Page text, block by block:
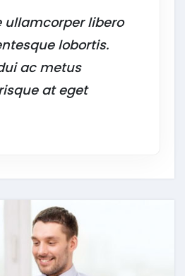
ullamcorper libero
lobortis.
ac metus
at eget